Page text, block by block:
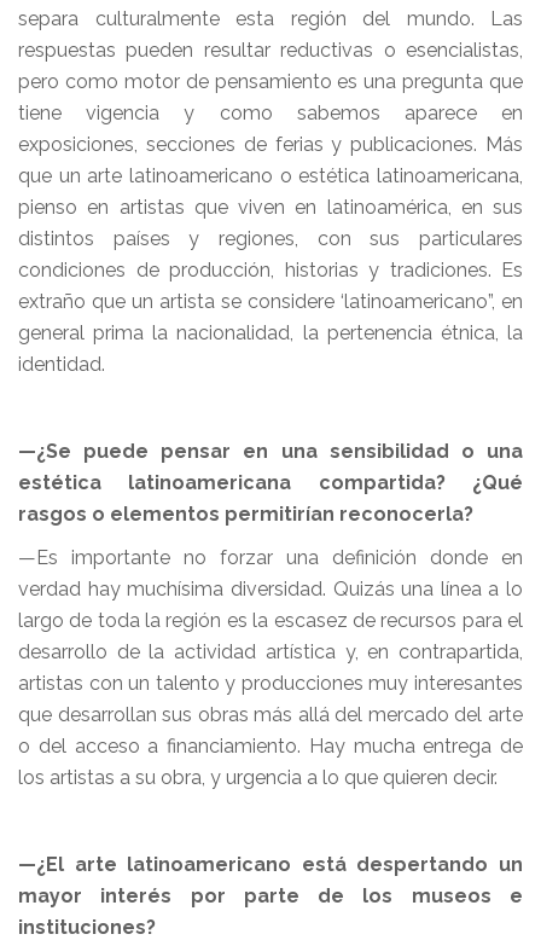
separa culturalmente esta región del mundo. Las
respuestas pueden resultar reductivas o esencialistas,
pero como motor de pensamiento es una pregunta que
tiene vigencia y como sabemos aparece en
exposiciones, secciones de ferias y publicaciones. Más
que un arte latinoamericano o estética latinoamericana,
pienso en artistas que viven en latinoamérica, en sus
distintos países y regiones, con sus particulares
condiciones de producción, historias y tradiciones. Es
extraño que un artista se considere ‘latinoamericano”, en
general prima la nacionalidad, la pertenencia étnica, la
identidad.
—¿Se puede pensar en una sensibilidad o una
estética latinoamericana compartida? ¿Qué
rasgos o elementos permitirían reconocerla?
—Es importante no forzar una definición donde en
verdad hay muchísima diversidad. Quizás una línea a lo
largo de toda la región es la escasez de recursos para el
desarrollo de la actividad artística y, en contrapartida,
artistas con un talento y producciones muy interesantes
que desarrollan sus obras más allá del mercado del arte
o del acceso a financiamiento. Hay mucha entrega de
los artistas a su obra, y urgencia a lo que quieren decir.
—¿El arte latinoamericano está despertando un
mayor interés por parte de los museos e
instituciones?